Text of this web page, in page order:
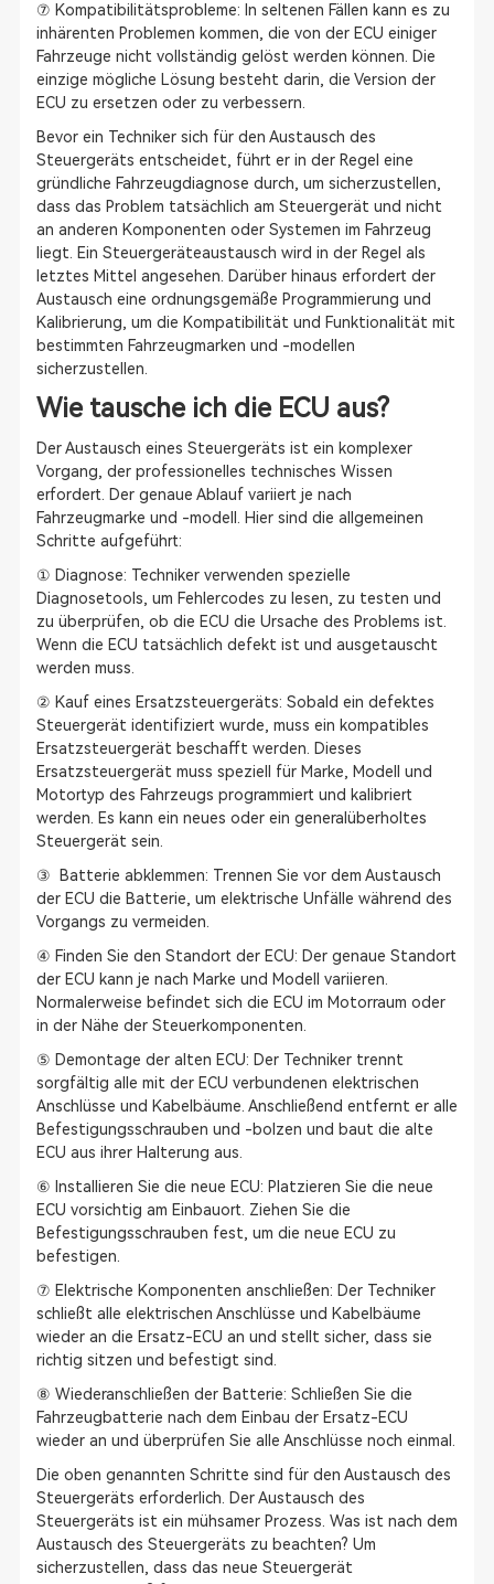
⑦ Kompatibilitätsprobleme: In seltenen Fällen kann es zu
inhärenten Problemen kommen, die von der ECU einiger
Fahrzeuge nicht vollständig gelöst werden können. Die
einzige mögliche Lösung besteht darin, die Version der
ECU zu ersetzen oder zu verbessern.
Bevor ein Techniker sich für den Austausch des
Steuergeräts entscheidet, führt er in der Regel eine
gründliche Fahrzeugdiagnose durch, um sicherzustellen,
dass das Problem tatsächlich am Steuergerät und nicht
an anderen Komponenten oder Systemen im Fahrzeug
liegt. Ein Steuergeräteaustausch wird in der Regel als
letztes Mittel angesehen. Darüber hinaus erfordert der
Austausch eine ordnungsgemäße Programmierung und
Kalibrierung, um die Kompatibilität und Funktionalität mit
bestimmten Fahrzeugmarken und -modellen
sicherzustellen.
Wie tausche ich die ECU aus?
Der Austausch eines Steuergeräts ist ein komplexer
Vorgang, der professionelles technisches Wissen
erfordert. Der genaue Ablauf variiert je nach
Fahrzeugmarke und -modell. Hier sind die allgemeinen
Schritte aufgeführt:
① Diagnose: Techniker verwenden spezielle
Diagnosetools, um Fehlercodes zu lesen, zu testen und
zu überprüfen, ob die ECU die Ursache des Problems ist.
Wenn die ECU tatsächlich defekt ist und ausgetauscht
werden muss.
② Kauf eines Ersatzsteuergeräts: Sobald ein defektes
Steuergerät identifiziert wurde, muss ein kompatibles
Ersatzsteuergerät beschafft werden. Dieses
Ersatzsteuergerät muss speziell für Marke, Modell und
Motortyp des Fahrzeugs programmiert und kalibriert
werden. Es kann ein neues oder ein generalüberholtes
Steuergerät sein.
③ Batterie abklemmen: Trennen Sie vor dem Austausch
der ECU die Batterie, um elektrische Unfälle während des
Vorgangs zu vermeiden.
④ Finden Sie den Standort der ECU: Der genaue Standort
der ECU kann je nach Marke und Modell variieren.
Normalerweise befindet sich die ECU im Motorraum oder
in der Nähe der Steuerkomponenten.
⑤ Demontage der alten ECU: Der Techniker trennt
sorgfältig alle mit der ECU verbundenen elektrischen
Anschlüsse und Kabelbäume. Anschließend entfernt er alle
Befestigungsschrauben und -bolzen und baut die alte
ECU aus ihrer Halterung aus.
⑥ Installieren Sie die neue ECU: Platzieren Sie die neue
ECU vorsichtig am Einbauort. Ziehen Sie die
Befestigungsschrauben fest, um die neue ECU zu
befestigen.
⑦ Elektrische Komponenten anschließen: Der Techniker
schließt alle elektrischen Anschlüsse und Kabelbäume
wieder an die Ersatz-ECU an und stellt sicher, dass sie
richtig sitzen und befestigt sind.
⑧ Wiederanschließen der Batterie: Schließen Sie die
Fahrzeugbatterie nach dem Einbau der Ersatz-ECU
wieder an und überprüfen Sie alle Anschlüsse noch einmal.
Die oben genannten Schritte sind für den Austausch des
Steuergeräts erforderlich. Der Austausch des
Steuergeräts ist ein mühsamer Prozess. Was ist nach dem
Austausch des Steuergeräts zu beachten? Um
sicherzustellen, dass das neue Steuergerät